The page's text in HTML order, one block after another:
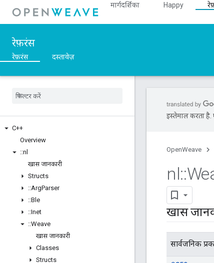
मार्गदर्शिका Happy
रेफ़रंस
रेफ़रंस दस्तावेज़
C++
Overview
::nl
खास जानकारी
Structs
::ArgParser
::Ble
::Inet
::Weave
खास जानकारी
Classes
Structs
इस्तेमाल करता
OpenWeave
nl::
खास
सार्वजनिक